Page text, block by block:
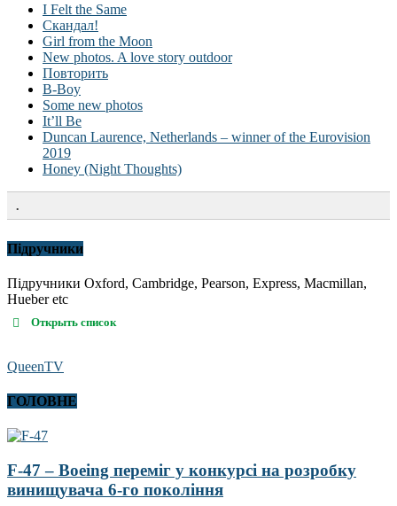
I Felt the Same
Скандал!
Girl from the Moon
New photos. A love story outdoor
Повторить
B-Boy
Some new photos
It’ll Be
Duncan Laurence, Netherlands – winner of the Eurovision
2019
Honey (Night Thoughts)
.
Підручники
Підручники Oxford, Cambridge, Pearson, Express, Macmillan,
Hueber etc
Открыть список
QueenTV
ГОЛОВНЕ
F-47 – Boeing переміг у конкурсі на розробку
винищувача 6-го покоління